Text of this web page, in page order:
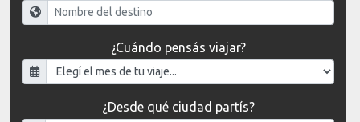
¿Cuándo pensás viajar?
¿Desde qué ciudad partís?